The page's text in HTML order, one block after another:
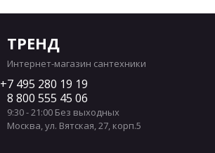
ТРЕНД
Интернет-магазин сантехники
7 495 280 19 19
8 800 555 45 06
9:30 - 21:00 Без выходных
Москва,ул. Вятская, 27, корп.5